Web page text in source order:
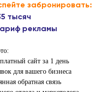
забронировать:
тысяч
рекламы
сайт за 1 день
для вашего бизнеса
обратная связь